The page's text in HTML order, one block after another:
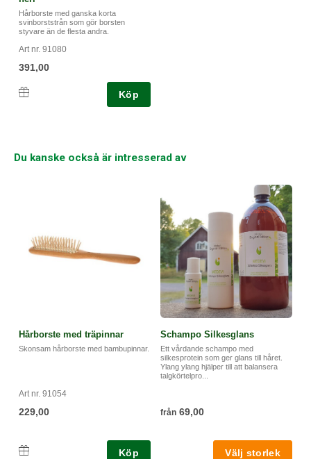
Hårborste med ganska korta
svinborststrån som gör borsten
styvare än de flesta andra.
Art nr. 91080
391,00
Köp
Du kanske också är intresserad av
Hårborste med träpinnar
Skonsam hårborste med bambupinnar.
Art nr. 91054
229,00
Köp
Schampo Silkesglans
Ett vårdande schampo med
silkesprotein som ger glans till håret.
Ylang ylang hjälper till att balansera
talgkörtelpro...
från 69,00